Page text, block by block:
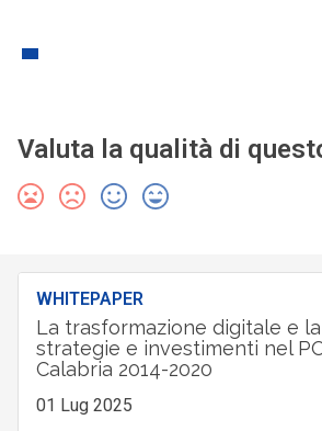
Valuta la qualità di
WHITEPAPER
La trasformazione digitale e
strategie e investimenti nel
Calabria 2014-2020
01 Lug 2025